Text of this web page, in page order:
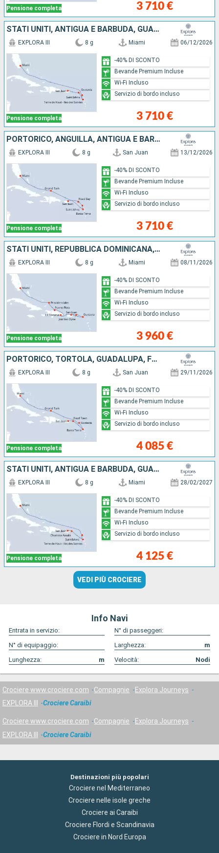
Pensione completa 3 710 €
STATI UNITI, ANTIGUA E BARBUDA, GUADALUPA, FRANCIA, PORTORICO
Pensione completa
EXPLORA III 8 g Miami 06/12/2026
3 710 €
-40% DI SCONTO
Bevande Premium Incluse
Wi-Fi Incluso
Servizio di bordo incluso
PORTORICO, ANGUILLA, ANTIGUA E BARBUDA, GUADALUPA, ISOLE TURKS E CAICOS, STATI UNITI
Pensione completa
EXPLORA III 8 g San Juan 13/12/2026
3 710 €
-40% DI SCONTO
Bevande Premium Incluse
Wi-Fi Incluso
Servizio di bordo incluso
STATI UNITI, REPUBBLICA DOMINICANA, JOST VAN DYKE, FRANCIA, PORTORICO
Pensione completa
EXPLORA III 8 g Miami 08/11/2026
3 960 €
-40% DI SCONTO
Bevande Premium Incluse
Wi-Fi Incluso
Servizio di bordo incluso
PORTORICO, TORTOLA, GUADALUPA, FRANCIA, ISOLE TURKS E CAICOS, STATI UNITI
Pensione completa
EXPLORA III 8 g San Juan 29/11/2026
4 085 €
-40% DI SCONTO
Bevande Premium Incluse
Wi-Fi Incluso
Servizio di bordo incluso
STATI UNITI, ANTIGUA E BARBUDA, GUADALUPA, PORTORICO
Pensione completa
EXPLORA III 8 g Miami 28/02/2027
4 125 €
-40% DI SCONTO
Bevande Premium Incluse
Wi-Fi Incluso
Servizio di bordo incluso
VEDI PIÙ CROCIERE
Info Navi
Entrata in servizio:
N° di passeggeri:
N° di equipaggio:
Larghezza:
m
Lunghezza:
m Velocità: Nodi
Crociere www.crociere.com Compagnie
Explora Journeys
EXPLORA III
Crociere Caraibi
Crociere www.crociere.com Compagnie
Explora Journeys
EXPLORA III
Crociere Caraibi
Destinazioni più popolari
Crociere nel Mediterraneo
Crociere nelle isole greche
Crociere ai Caraibi
Crociere Flordi e Scandinavia
Crociere in Nord Europa